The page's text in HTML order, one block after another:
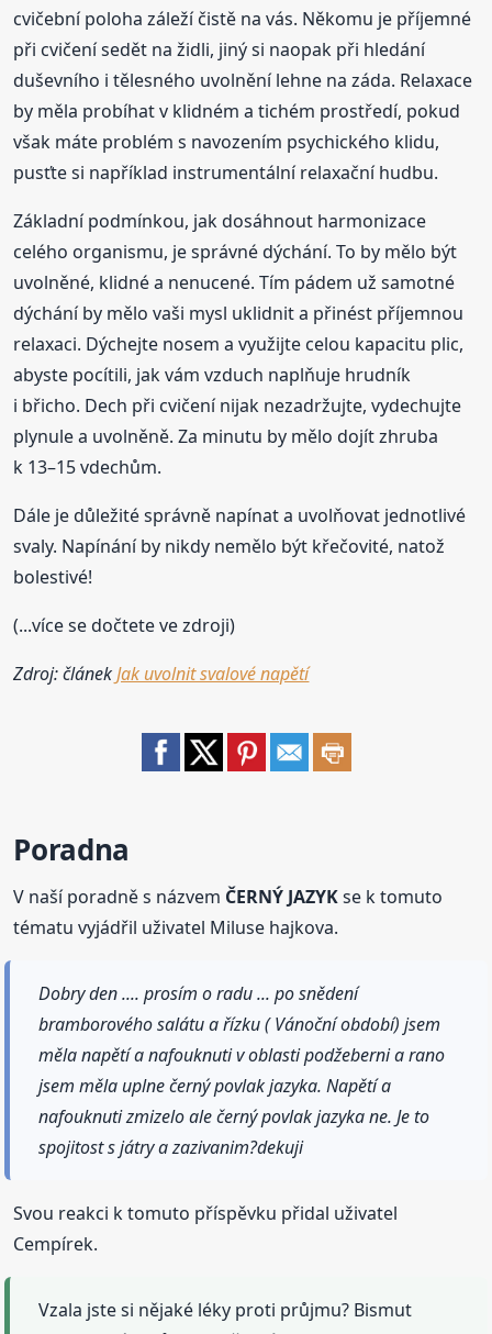
cvičební poloha záleží čistě na vás. Někomu je příjemné
při cvičení sedět na židli, jiný si naopak při hledání
duševního i tělesného uvolnění lehne na záda. Relaxace
by měla probíhat v klidném a tichém prostředí, pokud
však máte problém s navozením psychického klidu,
pusťte si například instrumentální relaxační hudbu.
Základní podmínkou, jak dosáhnout harmonizace
celého organismu, je správné dýchání. To by mělo být
uvolněné, klidné a nenucené. Tím pádem už samotné
dýchání by mělo vaši mysl uklidnit a přinést příjemnou
relaxaci. Dýchejte nosem a využijte celou kapacitu plic,
abyste pocítili, jak vám vzduch naplňuje hrudník
i břicho. Dech při cvičení nijak nezadržujte, vydechujte
plynule a uvolněně. Za minutu by mělo dojít zhruba
k 13–15 vdechům.
Dále je důležité správně napínat a uvolňovat jednotlivé
svaly. Napínání by nikdy nemělo být křečovité, natož
bolestivé!
(...více se dočtete ve zdroji)
Zdroj: článekJak uvolnit svalové napětí
Poradna
V naší poradně s názvem ČERNÝ JAZYKse k tomuto
tématu vyjádřil uživatel Miluse hajkova.
Dobry den .... prosím o radu ... po snědení
bramborového salátu a řízku ( Vánoční období) jsem
měla napětí a nafouknuti v oblasti podžeberni a rano
jsem měla uplne černý povlak jazyka. Napětí a
nafouknuti zmizelo ale černý povlak jazyka ne. Je to
spojitost s játry a zazivanim?dekuji
Svou reakci k tomuto příspěvku přidal uživatel
Cempírek.
Vzala jste si nějaké léky proti průjmu? Bismut